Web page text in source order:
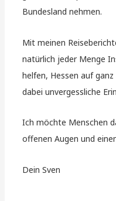
Bundesland nehmen.
Mit meinen
natürlich jeder Menge
helfen, Hessen auf
dabei unvergessliche
Ich möchte Menschen
offenen Augen und
Dein Sven